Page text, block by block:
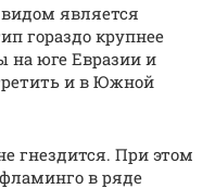
является
гораздо крупнее
на юге Евразии и
и в Южной
гнездится. При этом
в ряде